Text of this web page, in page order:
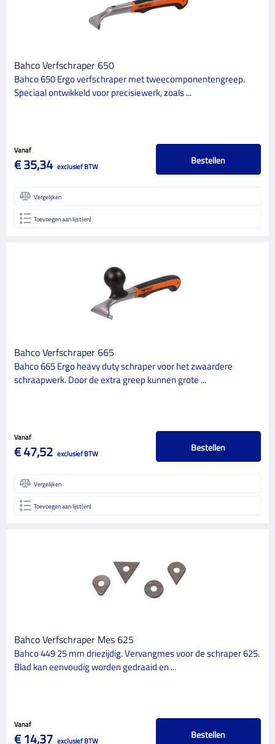
Bahco Verfschraper 650
Bahco 650 Ergo verfschraper met tweecomponentengreep.
Speciaal ontwikkeld voor precisiewerk, zoals ...
Vanaf
€ 35,34 exclusief BTW Bestellen
Vergelijken
Toevoegen aan lijst(en)
Bahco Verfschraper 665
Bahco 665 Ergo heavy duty schraper voor het zwaardere
schraapwerk. Door de extra greep kunnen grote ...
Vanaf
€ 47,52 exclusief BTW Bestellen
Vergelijken
Toevoegen aan lijst(en)
Bahco Verfschraper Mes 625
Bahco 449 25 mm driezijdig. Vervangmes voor de schraper 625.
Blad kan eenvoudig worden gedraaid en ...
Vanaf
€ 14,37 exclusief BTW Bestellen